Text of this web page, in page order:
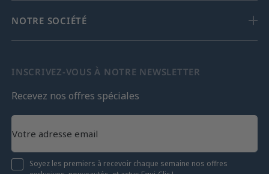
NOTRE SOCIÉTÉ
INSCRIVEZ-VOUS À NOTRE NEWSLETTER
Recevez nos offres spéciales
Soyez les premiers à recevoir chaque semaine nos offres